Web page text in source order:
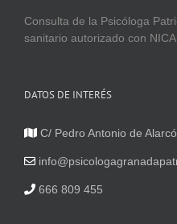
Consulta de la Psicóloga
sanitario autorizado con
DATOS DE INTERÉS
C/ Pedro Antonio de
666 809 455